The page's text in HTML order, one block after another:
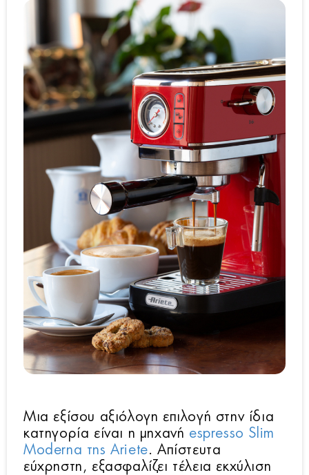
Μια εξίσου αξιόλογη επιλογή στην ίδια
κατηγορία είναι η μηχανή espresso Slim
Moderna της Ariete. Απίστευτα
εύχρηστη, εξασφαλίζει τέλεια εκχύλιση